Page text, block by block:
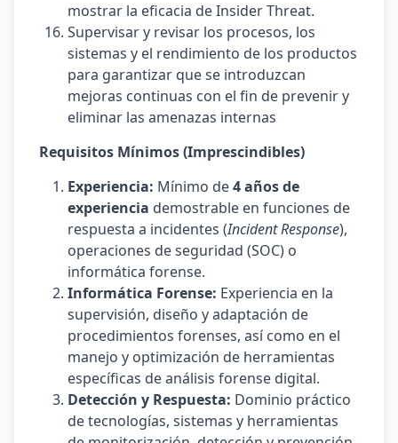
mostrar la eficacia de Insider Threat.
Supervisar y revisar los procesos, los
sistemas y el rendimiento de los productos
para garantizar que se introduzcan
mejoras continuas con el fin de prevenir y
eliminar las amenazas internas
Requisitos Mínimos (Imprescindibles)
Experiencia: Mínimo de4 años de
experiencia demostrable en funciones de
respuesta a incidentes (Incident Response),
operaciones de seguridad (SOC) o
informática forense.
Informática Forense: Experiencia en la
supervisión, diseño y adaptación de
procedimientos forenses, así como en el
manejo y optimización de herramientas
específicas de análisis forense digital.
Detección y Respuesta: Dominio práctico
de tecnologías, sistemas y herramientas